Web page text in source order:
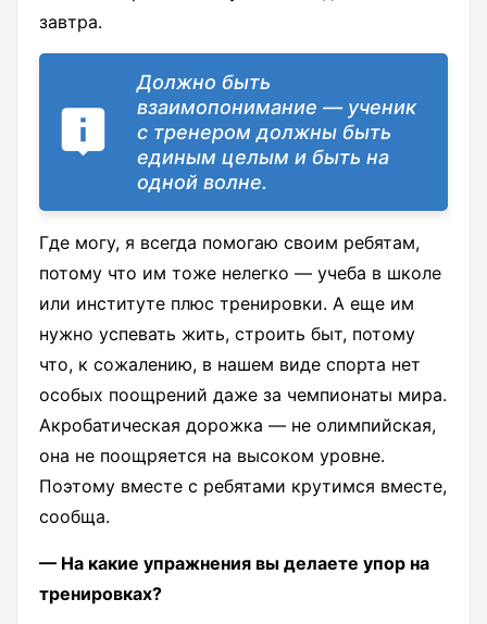
завтра.
Должно быть
взаимопонимание — ученик
с тренером должны быть
единым целым и быть на
одной волне.
Где могу, я всегда помогаю своим ребятам,
потому что им тоже нелегко — учеба в школе
или институте плюс тренировки. А еще им
нужно успевать жить, строить быт, потому
что, к сожалению, в нашем виде спорта нет
особых поощрений даже за чемпионаты мира.
Акробатическая дорожка — не олимпийская,
она не поощряется на высоком уровне.
Поэтому вместе с ребятами крутимся вместе,
сообща.
— На какие упражнения вы делаете упор на
тренировках?